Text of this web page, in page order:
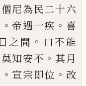
尼為民二十六
。帝遇一疾 。 喜
之間 。 口不能
莫知安不 。 其月
。 宣宗即位 。 改